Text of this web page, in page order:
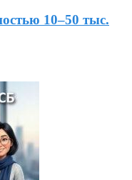
10–50 тыс.